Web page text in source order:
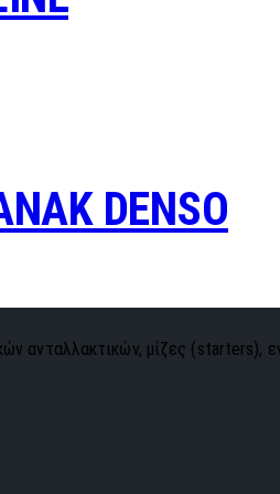
DENSO
ανταλλακτικών, μίζες